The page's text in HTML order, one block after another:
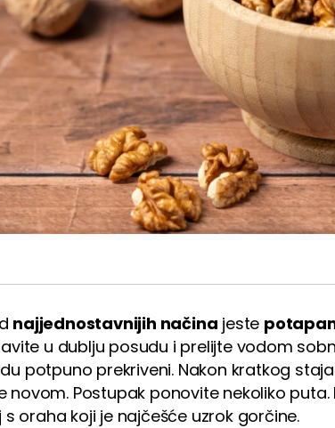
najjednostavnijih načina jeste
u dublju posudu i prelijte vodom
potpuno prekriveni. Nakon kratkog
novom. Postupak ponovite nekoliko
s oraha koji je najčešće uzrok gorčine.